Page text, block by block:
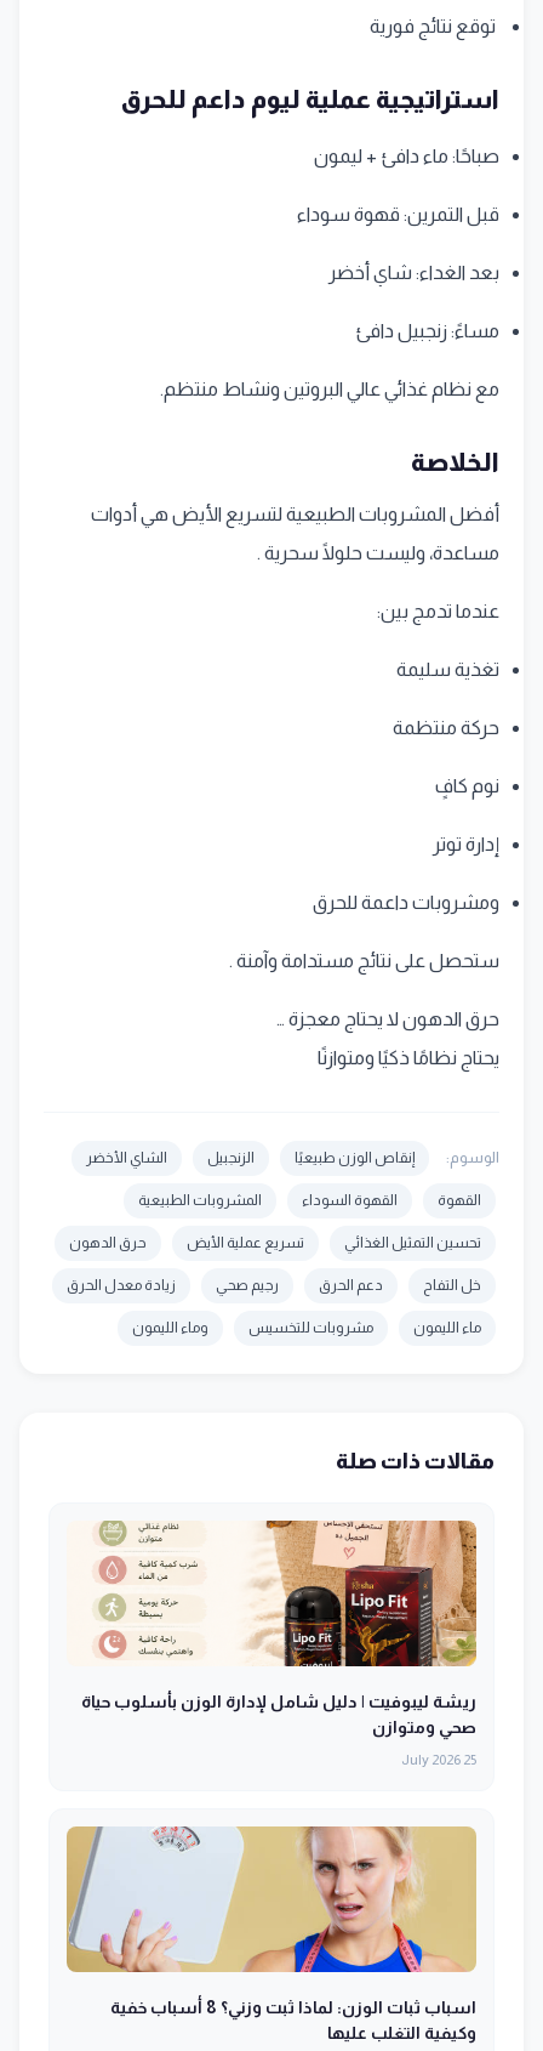
توقع نتائج فورية
استراتيجية عملية ليوم داعم للحرق
صباحًا: ماء دافئ + ليمون
قبل التمرين: قهوة سوداء
بعد الغداء: شاي أخضر
مساءً: زنجبيل دافئ
مع نظام غذائي عالي البروتين ونشاط منتظم.
الخلاصة
أفضل المشروبات الطبيعية لتسريع الأيض هي أدوات
مساعدة، وليست حلولًا سحرية .
عندما تدمج بين:
تغذية سليمة
حركة منتظمة
نوم كافٍ
إدارة توتر
ومشروبات داعمة للحرق
ستحصل على نتائج مستدامة وآمنة .
حرق الدهون لا يحتاج معجزة …
يحتاج نظامًا ذكيًا ومتوازنًا
الوسوم: إنقاص الوزن طبيعيًا الزنجبيل الشاي الأخضر
القهوة القهوة السوداء المشروبات الطبيعية
تحسين التمثيل الغذائي تسريع عملية الأيض حرق الدهون
خل التفاح دعم الحرق رجيم صحي زيادة معدل الحرق
ماء الليمون مشروبات للتخسيس وماء الليمون
مقالات ذات صلة
ريشة ليبوفيت | دليل شامل لإدارة الوزن بأسلوب حياة
صحي ومتوازن
25 July 2026
اسباب ثبات الوزن: لماذا ثبت وزني؟ 8 أسباب خفية
وكيفية التغلب عليها